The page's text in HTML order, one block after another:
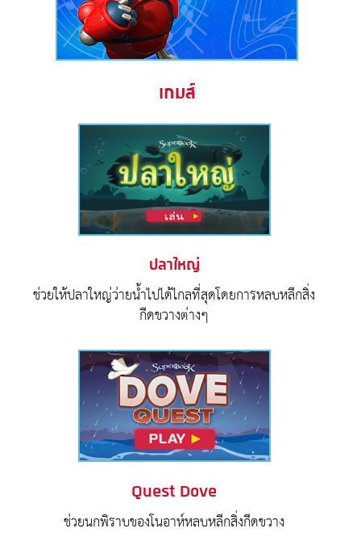
เกมส์
ปลาใหญ่
ช่วยให้ปลาใหญ่ว่ายน้ำไปได้ไกลที่สุดโดยการหลบหลีกสิ่ง
กีดขวางต่างๆ
Quest Dove
ช่วยนกพิราบของโนอาห์หลบหลีกสิ่งกีดขวาง